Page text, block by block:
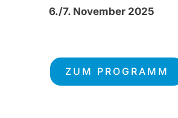
6./7. Novem­ber 2025
ZUM PRO­GRAMM